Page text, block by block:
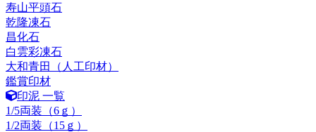
寿山平頭石
乾隆凍石
昌化石
白雲彩凍石
大和青田（人工印材）
鑑賞印材
印泥 一覧
1/5両装（6ｇ）
1/2両装（15ｇ）